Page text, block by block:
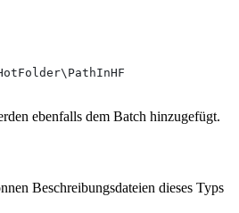
ebenfalls dem Batch hinzugefügt.
Beschreibungsdateien dieses Typs